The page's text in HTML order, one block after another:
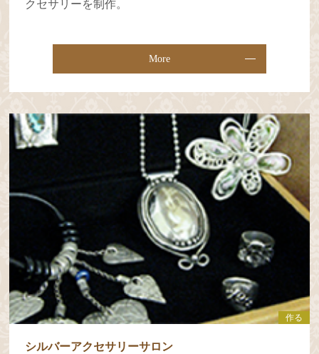
クセサリーを制作。
More
作る
シルバーアクセサリーサロン